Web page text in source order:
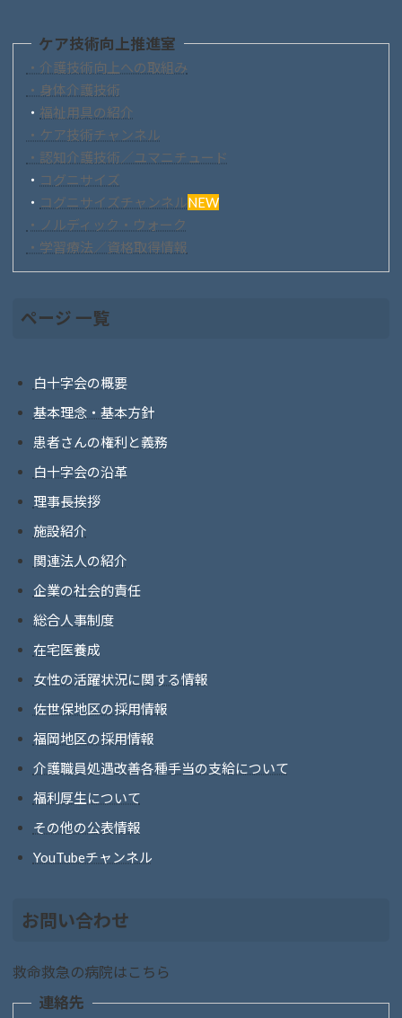
ケア技術向上推進室
・介護技術向上への取組み
・身体介護技術
・ 福祉用具の紹介
・ケア技術チャンネル
・認知介護技術／ユマニチュード
・ コグニサイズ
・ コグニサイズチャンネルNEW
・ノルディック・ウォーク
・学習療法／資格取得情報
ページ 一覧
白十字会の概要
基本理念・基本方針
患者さんの権利と義務
白十字会の沿革
理事長挨拶
施設紹介
関連法人の紹介
企業の社会的責任
総合人事制度
在宅医養成
女性の活躍状況に関する情報
佐世保地区の採用情報
福岡地区の採用情報
介護職員処遇改善各種手当の支給について
福利厚生について
その他の公表情報
YouTubeチャンネル
お問い合わせ
救命救急の病院はこちら
連絡先